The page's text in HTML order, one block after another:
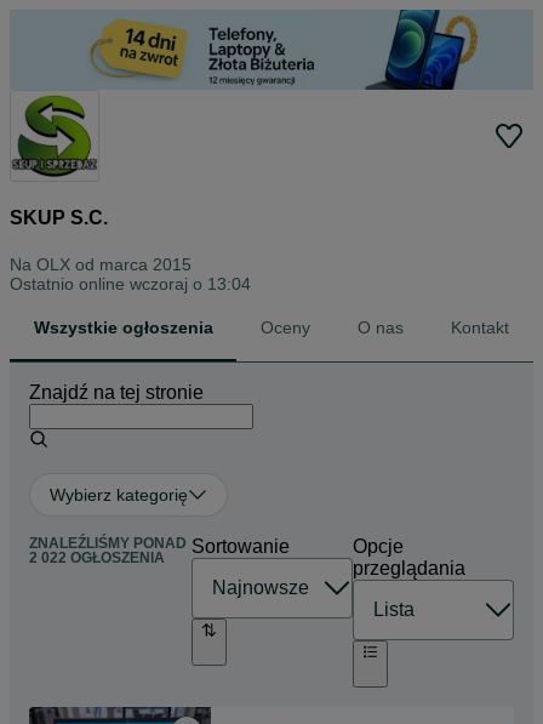
SKUP S.C.
Na OLX od marca 2015
Ostatnio online wczoraj o 13:04
Wszystkie ogłoszenia Oceny O nas Kontakt
Znajdź na tej stronie
Wybierz kategorię
ZNALEŹLIŚMY PONAD
2 022 OGŁOSZENIA
Sortowanie
Opcje
przeglądania